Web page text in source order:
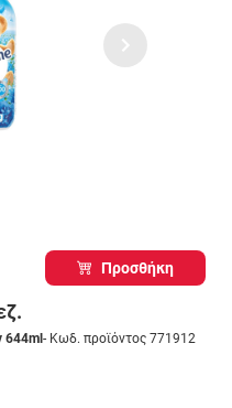
Προσθήκη
- Κωδ. προϊόντος 771912